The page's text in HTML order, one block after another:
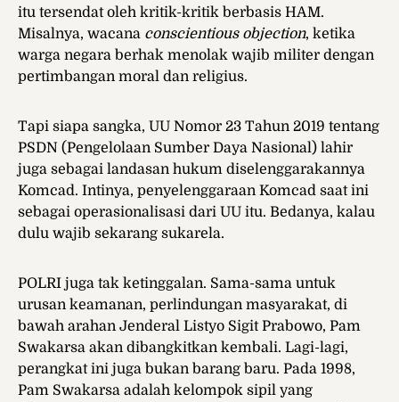
itu tersendat oleh kritik-kritik berbasis HAM.
Misalnya, wacana conscientious objection, ketika
warga negara berhak menolak wajib militer dengan
pertimbangan moral dan religius.
Tapi siapa sangka, UU Nomor 23 Tahun 2019 tentang
PSDN (Pengelolaan Sumber Daya Nasional) lahir
juga sebagai landasan hukum diselenggarakannya
Komcad. Intinya, penyelenggaraan Komcad saat ini
sebagai operasionalisasi dari UU itu. Bedanya, kalau
dulu wajib sekarang sukarela.
POLRI juga tak ketinggalan. Sama-sama untuk
urusan keamanan, perlindungan masyarakat, di
bawah arahan Jenderal Listyo Sigit Prabowo, Pam
Swakarsa akan dibangkitkan kembali. Lagi-lagi,
perangkat ini juga bukan barang baru. Pada 1998,
Pam Swakarsa adalah kelompok sipil yang